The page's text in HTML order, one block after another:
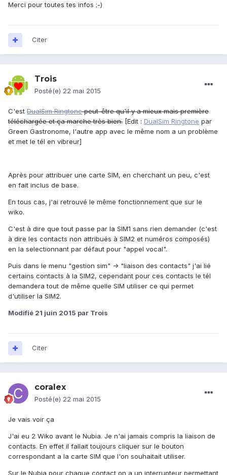
Merci pour toutes tes infos ;-)
Citer
Trois
Posté(e) 22 mai 2015
C'est DualSim Ringtonepeut-être qu'il y a mieux mais première
téléchargée et ça marche très bien. [Edit : DualSim Ringtone par
Green Gastronome, l'autre app avec le même nom a un problème
et met le tél en vibreur]
Après pour attribuer une carte SIM, en cherchant un peu, c'est
en fait inclus de base.
En tous cas, j'ai retrouvé le même fonctionnement que sur le
wiko.
C'est à dire que tout passe par la SIM1 sans rien demander (c'est
à dire les contacts non attribués à SIM2 et numéros composés)
en la selectionnant par défaut pour "appel vocal".
Puis dans le menu "gestion sim" -> "liaison des contacts" j'ai lié
certains contacts à la SIM2, cependant pour ces contacts le tél
demandera tout de même quelle SIM utiliser ce qui permet
d'utiliser la SIM2.
Modifié 21 juin 2015 par Trois
Citer
coralex
Posté(e) 22 mai 2015
Je vais voir ça
J'ai eu 2 Wiko avant le Nubia. Je n'ai jamais compris la liaison de
contacts. En effet il fallait toujours cliquer sur le bouton
correspondant a la carte SIM que l'on souhaitait utiliser.
Sur le Nubia pour chaque contact on a un interrupteur permettant